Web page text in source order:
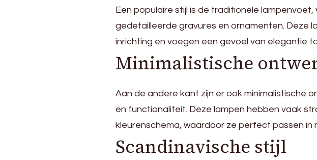
Een populaire stijl is de traditionele
gedetailleerde gravures en ornamenten. Deze
inrichting en voegen een gevoel van elegantie
Minimalistische
Aan de andere kant zijn er ook minimalistische
en functionaliteit. Deze lampen hebben vaak
kleurenschema, waardoor ze perfect passen in
Scandinavische stijl